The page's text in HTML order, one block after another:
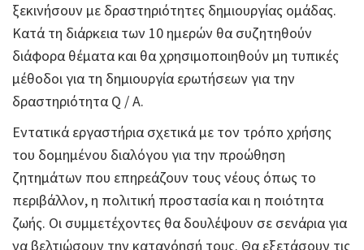
ξεκινήσουν με δραστηριότητες δημιουργίας ομάδας.
Κατά τη διάρκεια των 10 ημερών θα συζητηθούν
διάφορα θέματα και θα χρησιμοποιηθούν μη τυπικές
μέθοδοι για τη δημιουργία ερωτήσεων για την
δραστηριότητα Q / A.
Εντατικά εργαστήρια σχετικά με τον τρόπο χρήσης
του δομημένου διαλόγου για την προώθηση
ζητημάτων που επηρεάζουν τους νέους όπως το
περιβάλλον, η πολιτική προστασία και η ποιότητα
ζωής. Οι συμμετέχοντες θα δουλέψουν σε σενάρια για
να βελτιώσουν την κατανόησή τους. Θα εξετάσουν τις